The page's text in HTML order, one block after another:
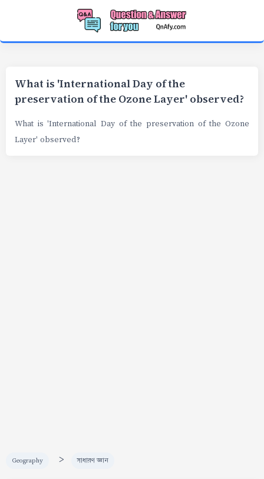
What is 'International Day of the
preservation of the Ozone Layer' observed?
What is 'International Day of the preservation of the Ozone
Layer' observed?
Geography > সাধারণ জ্ঞান